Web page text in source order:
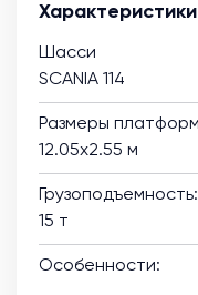
Характеристики
Шасси
SCANIA 114
Размеры
12.05х2.55 м
Грузоподъемность:
15 т
Особенности: